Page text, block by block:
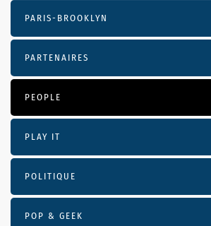
PARIS-BROOKLYN
PARTENAIRES
PEOPLE
PLAY IT
POLITIQUE
POP & GEEK